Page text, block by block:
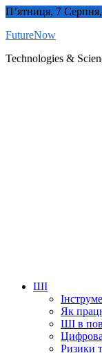
Skip
content
П’ятниця, 7
FutureNow
Technologies &
ШІ
Як
ШІ в
Цифрова
Ризики